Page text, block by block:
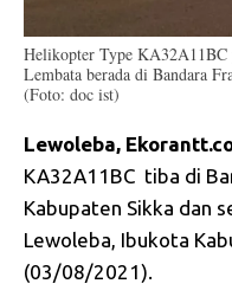
Helikopter Type KA32A11BC
Lembata berada di Bandara
(Foto: doc ist)
Lewoleba,
KA32A11BC tiba di
Kabupaten Sikka dan
Lewoleba, Ibukota
(03/08/2021).